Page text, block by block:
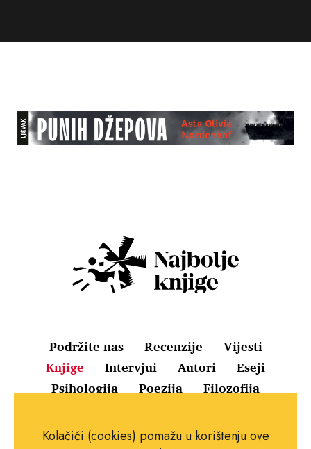
Podržite nas Recenzije
Vijesti
Knjige
Intervjui Autori
Eseji
Psihologija
Poezija Filozofija
Uvjeti korištenja
Pravila o kolačićima
Kolačići (cookies) pomažu u korištenju ove